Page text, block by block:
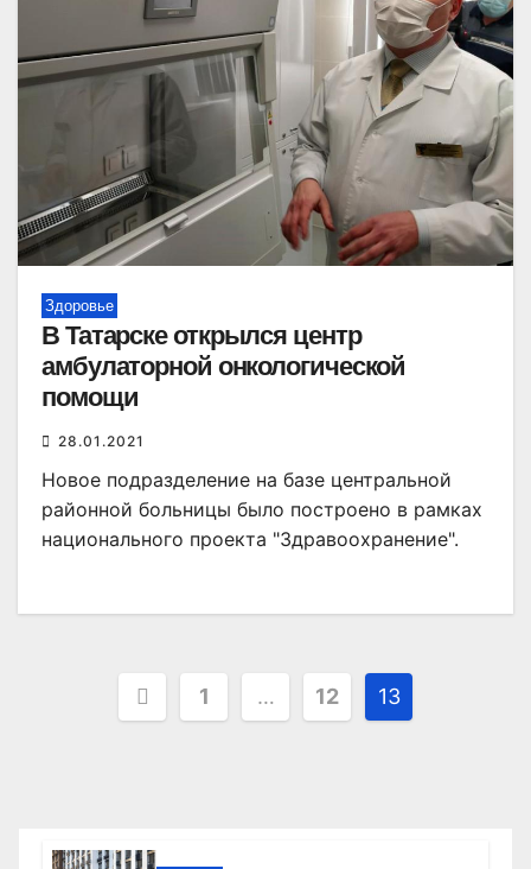
Здоровье
В Татарске открылся центр
амбулаторной онкологической
помощи
28.01.2021
Новое подразделение на базе центральной
районной больницы было построено в рамках
национального проекта "Здравоохранение".
Пагинация
1 … 12 13